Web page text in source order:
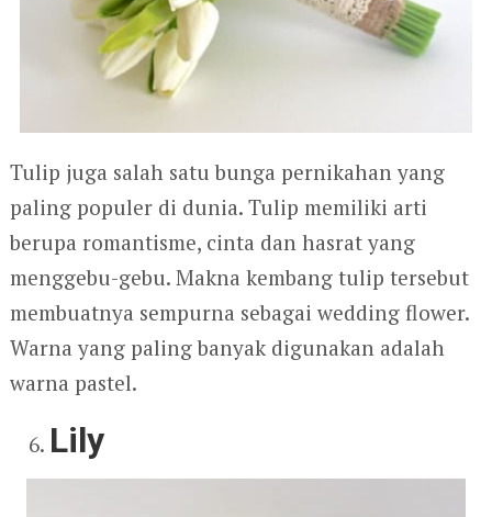
Tulip juga salah satu bunga pernikahan yang
paling populer di dunia. Tulip memiliki arti
berupa romantisme, cinta dan hasrat yang
menggebu-gebu. Makna kembang tulip tersebut
membuatnya sempurna sebagai wedding flower.
Warna yang paling banyak digunakan adalah
warna pastel.
Lily